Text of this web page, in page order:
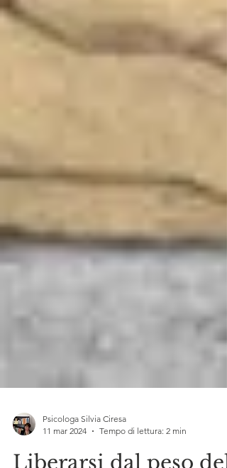
11 mar 2024
Tempo di lettura: 2 min